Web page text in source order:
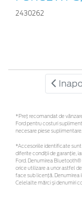
2430262
*Preţ recomandat de
Ford pentru costuri
necesare piese
*Accesoriile identificate sunt
diferite condiții de garanție,
Ford. Denumirea Bluetooth®
orice utilizare a unor astfel
face sub licență. Denumirea
Celelalte mărci și denumiri